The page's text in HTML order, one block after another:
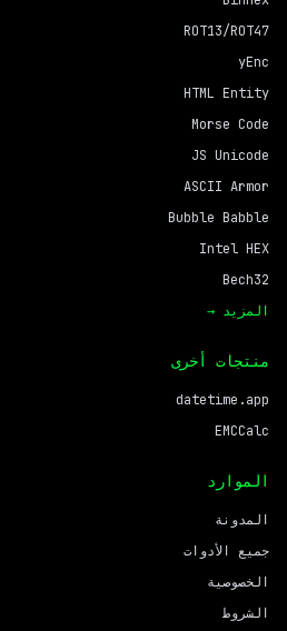
ROT13/ROT47
yEnc
HTML Entity
Morse Code
JS Unicode
ASCII Armor
Bubble Babble
Intel HEX
Bech32
المزيد →
منتجات أخرى
datetime.app
EMCCalc
الموارد
المدونة
جميع الأدوات
الخصوصية
الشروط